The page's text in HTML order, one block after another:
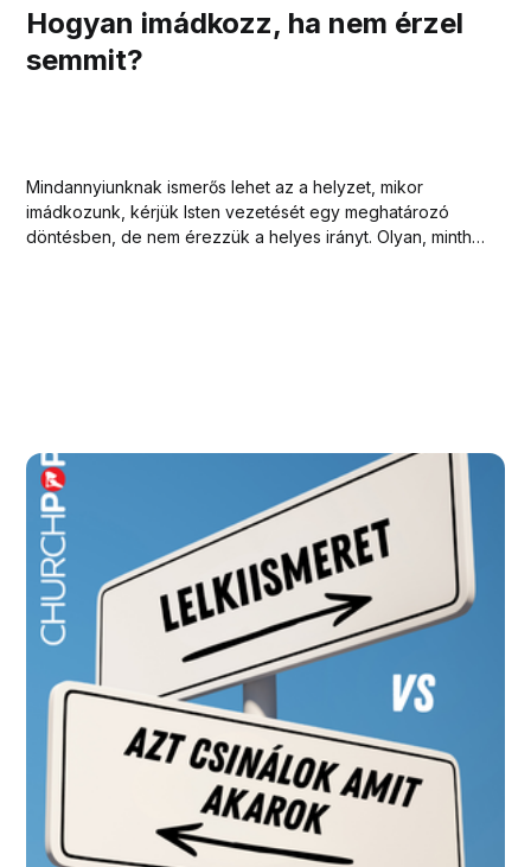
Hogyan imádkozz, ha nem érzel
semmit?
Mindannyiunknak ismerős lehet az a helyzet, mikor
imádkozunk, kérjük Isten vezetését egy meghatározó
döntésben, de nem érezzük a helyes irányt. Olyan, mintha